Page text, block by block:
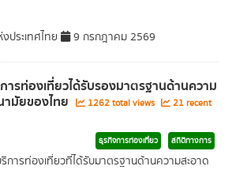
ประเทศไทย 9 กรกฎาคม 2569
ารท่องเที่ยวได้รับรองมาตรฐานด้านความ
ามัยของไทย 1262 total views
21 recent
ธุรกิจการท่องเที่ยว สถิติทางการ
การท่องเที่ยวที่ได้รับมาตรฐานด้านความสะอาด